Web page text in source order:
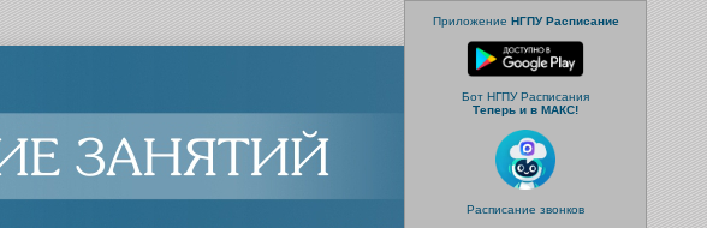
Приложение НГПУ Расписание
Бот НГПУ Расписания
Теперь и в МАКС!
Расписание звонков